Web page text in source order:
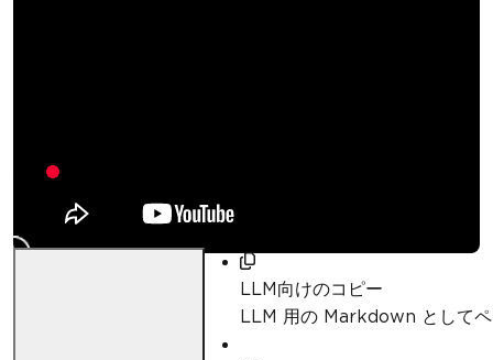
成する方法
Curtis Chau
LLM向けのコピー
LLM 用の Markdown として